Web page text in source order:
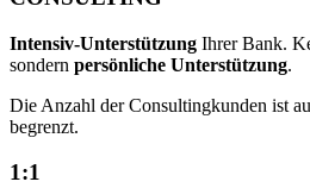
Intensiv-Unterstützung Ihrer Bank.
sondern persönliche Unterstützung.
Die Anzahl der Consultingkunden ist
begrenzt.
1:1